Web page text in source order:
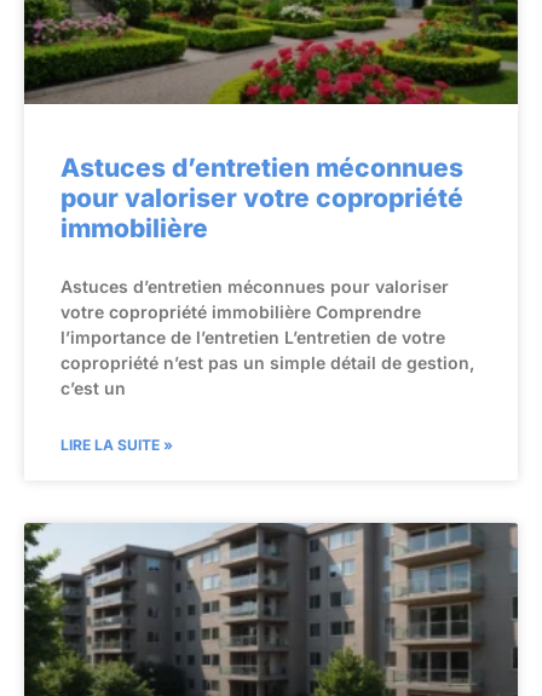
Astuces d’entretien méconnues
pour valoriser votre copropriété
immobilière
Astuces d’entretien méconnues pour valoriser
votre copropriété immobilière Comprendre
l’importance de l’entretien L’entretien de votre
copropriété n’est pas un simple détail de gestion,
c’est un
LIRE LA SUITE »